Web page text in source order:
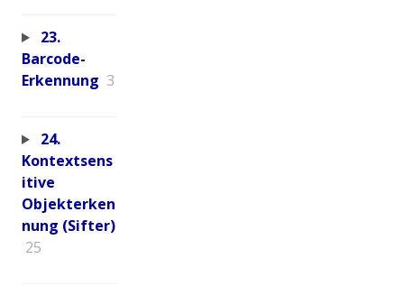
23.
Barcode-
Erkennung 3
24.
Kontextsens
itive
Objekterken
nung (Sifter)
25